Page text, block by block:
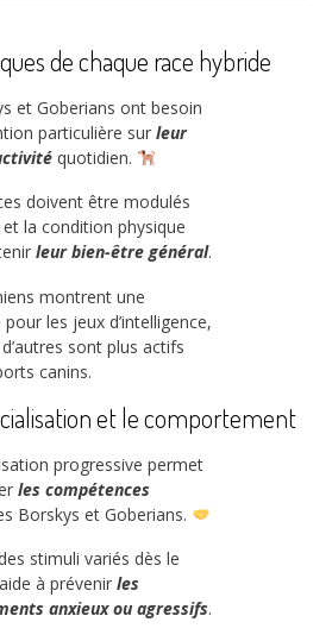
de chaque race hybride
et Goberians ont besoin
particulière sur leur
quotidien.
doivent être modulés
et la condition physique
leur bien-être général.
montrent une
les jeux d’intelligence,
sont plus actifs
canins.
et le comportement
progressive permet
les compétences
Borskys et Goberians.
stimuli variés dès le
à prévenir les
anxieux ou agressifs.